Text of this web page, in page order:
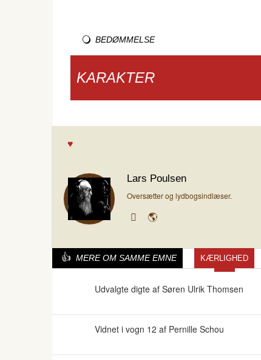
BEDØMMELSE
KARAKTER
Lars Poulsen
Oversætter og lydbogsindlæser.
MERE OM SAMME EMNE KÆRLIGHED
Udvalgte digte af Søren Ulrik Thomsen
Vidnet i vogn 12 af Pernille Schou